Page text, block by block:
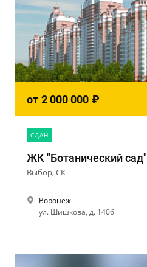
от 2 000 000 ₽
CДАН
ЖК "Ботанический сад"
Выбор, СК
Воронеж
ул. Шишкова, д. 140б